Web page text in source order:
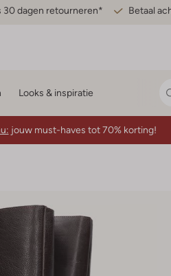
30 dagen retourneren* Betaal
Looks & inspiratie
jouw must-haves tot 70% korting!